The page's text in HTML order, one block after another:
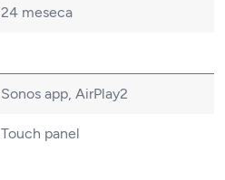
24 meseca
Sonos app, AirPlay2
Touch panel